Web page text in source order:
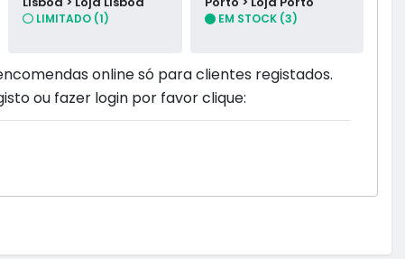
LIMITADO (1) EM STOCK (3)
online só para clientes registados.
ou fazer login por favor clique: